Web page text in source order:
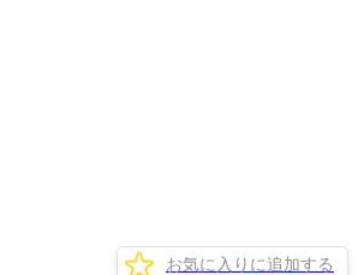
お気に入りに追加する